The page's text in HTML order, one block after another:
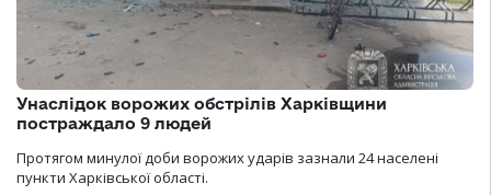
Унаслідок ворожих обстрілів Харківщини
постраждало 9 людей
Протягом минулої доби ворожих ударів зазнали 24 населені
пункти Харківської області.